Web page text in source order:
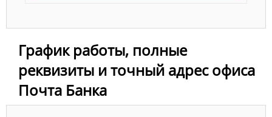
График работы, полные
реквизиты и точный адрес офиса
Почта Банка